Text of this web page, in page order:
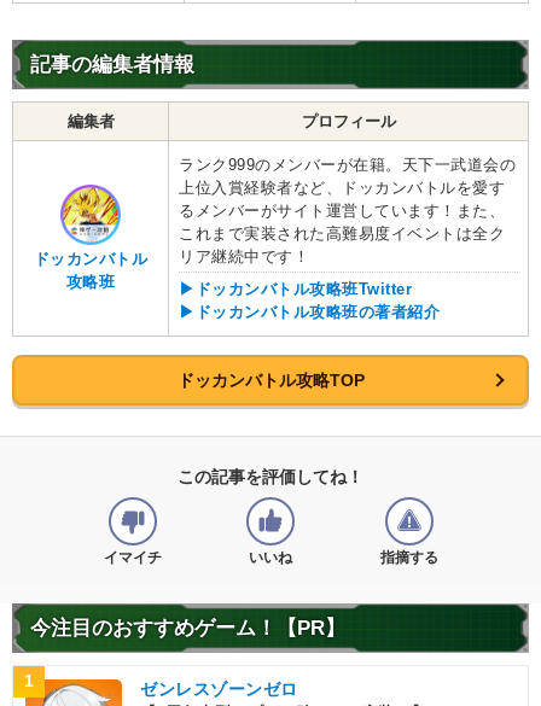
記事の編集者情報
編集者 プロフィール
ドッカンバトル
攻略班
ランク999のメンバーが在籍。天下一武道会の
上位入賞経験者など、ドッカンバトルを愛す
るメンバーがサイト運営しています！また、
これまで実装された高難易度イベントは全ク
リア継続中です！
▶ドッカンバトル攻略班Twitter
▶ドッカンバトル攻略班の著者紹介
ドッカンバトル攻略TOP
この記事を評価してね！
イマイチ いいね 指摘する
今注目のおすすめゲーム！【PR】
1 ゼンレスゾーンゼロ